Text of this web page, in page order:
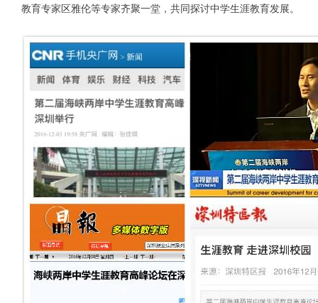
教育专家区雅伦等专家齐聚一堂，共同探讨中学生涯教育发展。